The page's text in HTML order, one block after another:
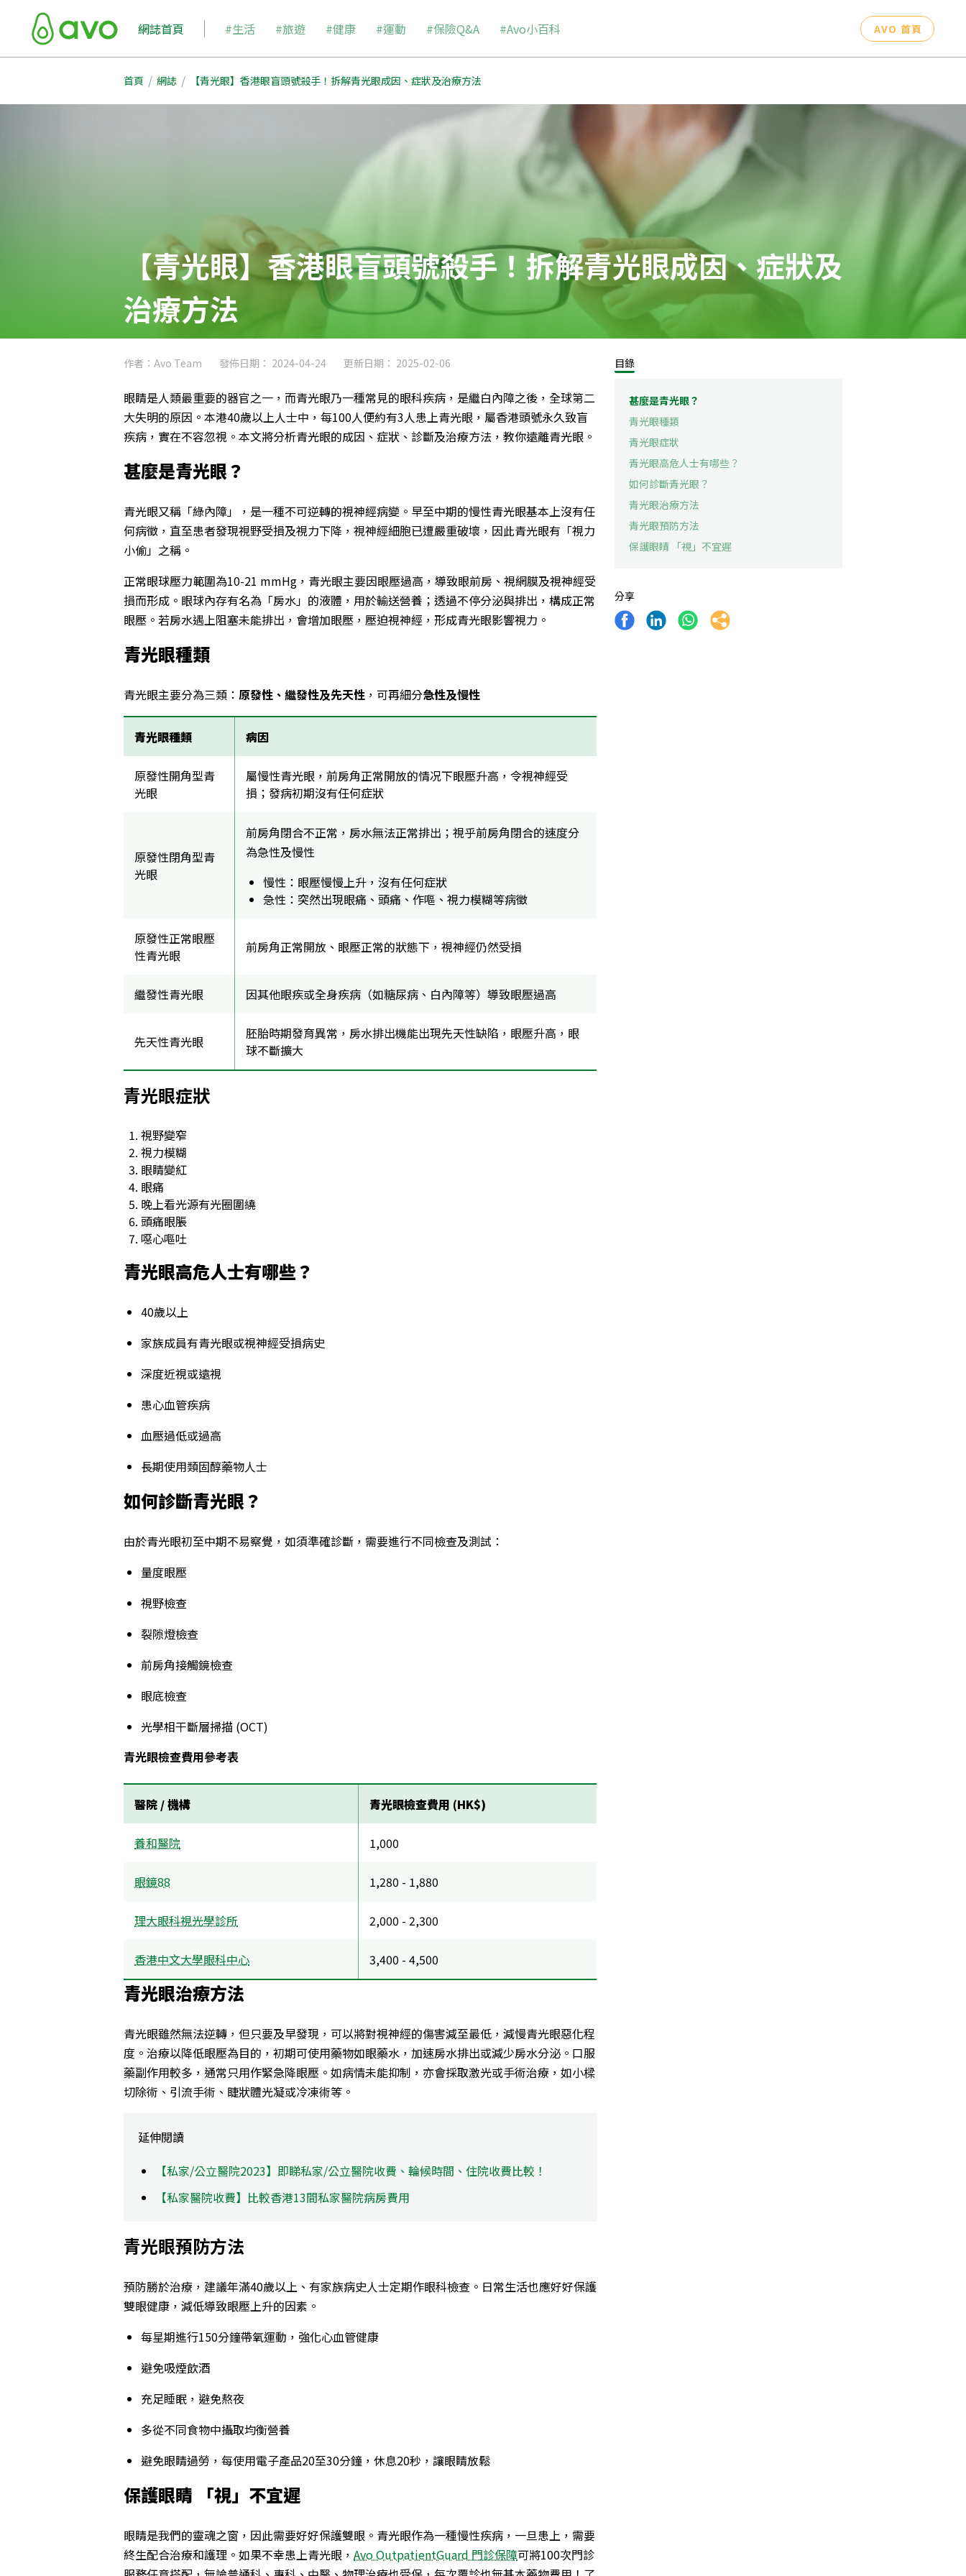
網誌首頁 #生活 #旅遊 #健康 #運動 #保險Q&A #Avo小百科 AVO 首頁
首頁 / 網誌 / 【青光眼】香港眼盲頭號殺手！拆解青光眼成因、症狀及治療方法
【青光眼】香港眼盲頭號殺手！拆解青光眼成因、症狀及
治療方法
作者：Avo Team 發佈日期： 2024-04-24 更新日期： 2025-02-06
眼睛是人類最重要的器官之一，而青光眼乃一種常見的眼科疾病，是繼白內障之後，全球第二
大失明的原因。本港40歲以上人士中，每100人便約有3人患上青光眼，屬香港頭號永久致盲
疾病，實在不容忽視。本文將分析青光眼的成因、症狀、診斷及治療方法，教你遠離青光眼。
甚麼是青光眼？
青光眼又稱「綠內障」，是一種不可逆轉的視神經病變。早至中期的慢性青光眼基本上沒有任
何病徵，直至患者發現視野受損及視力下降，視神經細胞已遭嚴重破壞，因此青光眼有「視力
小偷」之稱。
正常眼球壓力範圍為10-21 mmHg，青光眼主要因眼壓過高，導致眼前房、視網膜及視神經受
損而形成。眼球內存有名為「房水」的液體，用於輸送營養；透過不停分泌與排出，構成正常
眼壓。若房水遇上阻塞未能排出，會增加眼壓，壓迫視神經，形成青光眼影響視力。
青光眼種類
青光眼主要分為三類： 原發性、繼發性及先天性 ，可再細分急性及慢性
青光眼種類 病因
原發性開角型青
光眼
屬慢性青光眼，前房角正常開放的情况下眼壓升高，令視神經受
損；發病初期沒有任何症狀
原發性閉角型青
光眼
前房角閉合不正常，房水無法正常排出；視乎前房角閉合的速度分
為急性及慢性
慢性：眼壓慢慢上升，沒有任何症狀
急性：突然出現眼痛、頭痛、作嘔、視力模糊等病徵
原發性正常眼壓
性青光眼
前房角正常開放、眼壓正常的狀態下，視神經仍然受損
繼發性青光眼 因其他眼疾或全身疾病（如糖尿病、白內障等）導致眼壓過高
先天性青光眼
胚胎時期發育異常，房水排出機能出現先天性缺陷，眼壓升高，眼
球不斷擴大
青光眼症狀
視野變窄
視力模糊
眼睛變紅
眼痛
晚上看光源有光圈圍繞
頭痛眼脹
噁心嘔吐
青光眼高危人士有哪些？
40歲以上
家族成員有青光眼或視神經受損病史
深度近視或遠視
患心血管疾病
血壓過低或過高
長期使用類固醇藥物人士
如何診斷青光眼？
由於青光眼初至中期不易察覺，如須準確診斷，需要進行不同檢查及測試：
量度眼壓
視野檢查
裂隙燈檢查
前房角接觸鏡檢查
眼底檢查
光學相干斷層掃描 (OCT)
青光眼檢查費用參考表
醫院 / 機構 青光眼檢查費用 (HK$)
養和醫院 1,000
眼鏡88 1,280 - 1,880
理大眼科視光學診所 2,000 - 2,300
香港中文大學眼科中心 3,400 - 4,500
青光眼治療方法
青光眼雖然無法逆轉，但只要及早發現，可以將對視神經的傷害減至最低，減慢青光眼惡化程
度。治療以降低眼壓為目的，初期可使用藥物如眼藥水，加速房水排出或減少房水分泌。口服
藥副作用較多，通常只用作緊急降眼壓。如病情未能抑制，亦會採取激光或手術治療，如小樑
切除術、引流手術、睫狀體光凝或冷凍術等。
延伸閱讀
【私家/公立醫院2023】即睇私家/公立醫院收費、輪候時間、住院收費比較！
【私家醫院收費】比較香港13間私家醫院病房費用
青光眼預防方法
預防勝於治療，建議年滿40歲以上、有家族病史人士定期作眼科檢查。日常生活也應好好保護
雙眼健康，減低導致眼壓上升的因素。
每星期進行150分鐘帶氧運動，強化心血管健康
避免吸煙飲酒
充足睡眠，避免熬夜
多從不同食物中攝取均衡營養
避免眼睛過勞，每使用電子產品20至30分鐘，休息20秒，讓眼睛放鬆
保護眼睛 「視」不宜遲
眼睛是我們的靈魂之窗，因此需要好好保護雙眼。青光眼作為一種慢性疾病，一旦患上，需要
終生配合治療和護理。如果不幸患上青光眼， Avo OutpatientGuard 門診保障可將100次門診
目錄
甚麼是青光眼？
青光眼種類
青光眼症狀
青光眼高危人士有哪些？
如何診斷青光眼？
青光眼治療方法
青光眼預防方法
保護眼睛 「視」不宜遲
分享